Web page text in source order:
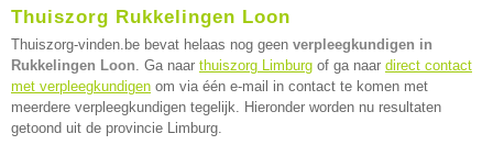
Thuiszorg Rukkelingen Loon
Thuiszorg-vinden.be bevat helaas nog geen verpleegkundigen in
Rukkelingen Loon. Ga naar thuiszorg Limburg of ga naar direct contact
met verpleegkundigen om via één e-mail in contact te komen met
meerdere verpleegkundigen tegelijk. Hieronder worden nu resultaten
getoond uit de provincie Limburg.